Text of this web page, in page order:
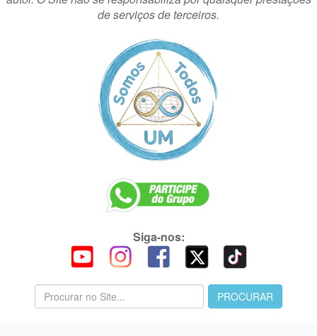
de serviços de terceiros.
Siga-nos: